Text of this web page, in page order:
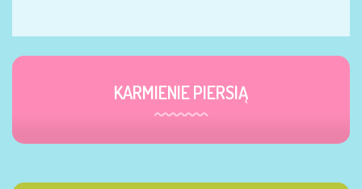
KARMIENIE PIERSIĄ